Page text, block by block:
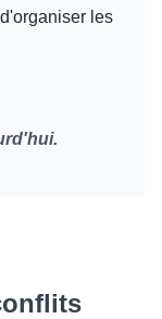
les